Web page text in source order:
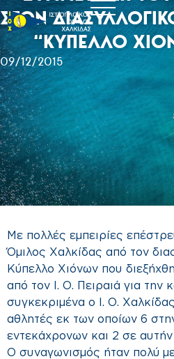
ΣΤΟΝ
“ΚΥΠΕΛΛΟ
09/12/2015
Με πολλές εμπειρίες
Όμιλος Χαλκίδας από τον
Κύπελλο Χιόνων που
από τον Ι. Ο. Πειραιά για την
συγκεκριμένα ο Ι. Ο.
αθλητές εκ των οποίων 6
εντεκάχρονων και 2 σε
Ο συναγωνισμός ήταν πολύ